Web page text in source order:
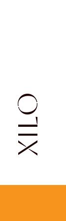
XILO